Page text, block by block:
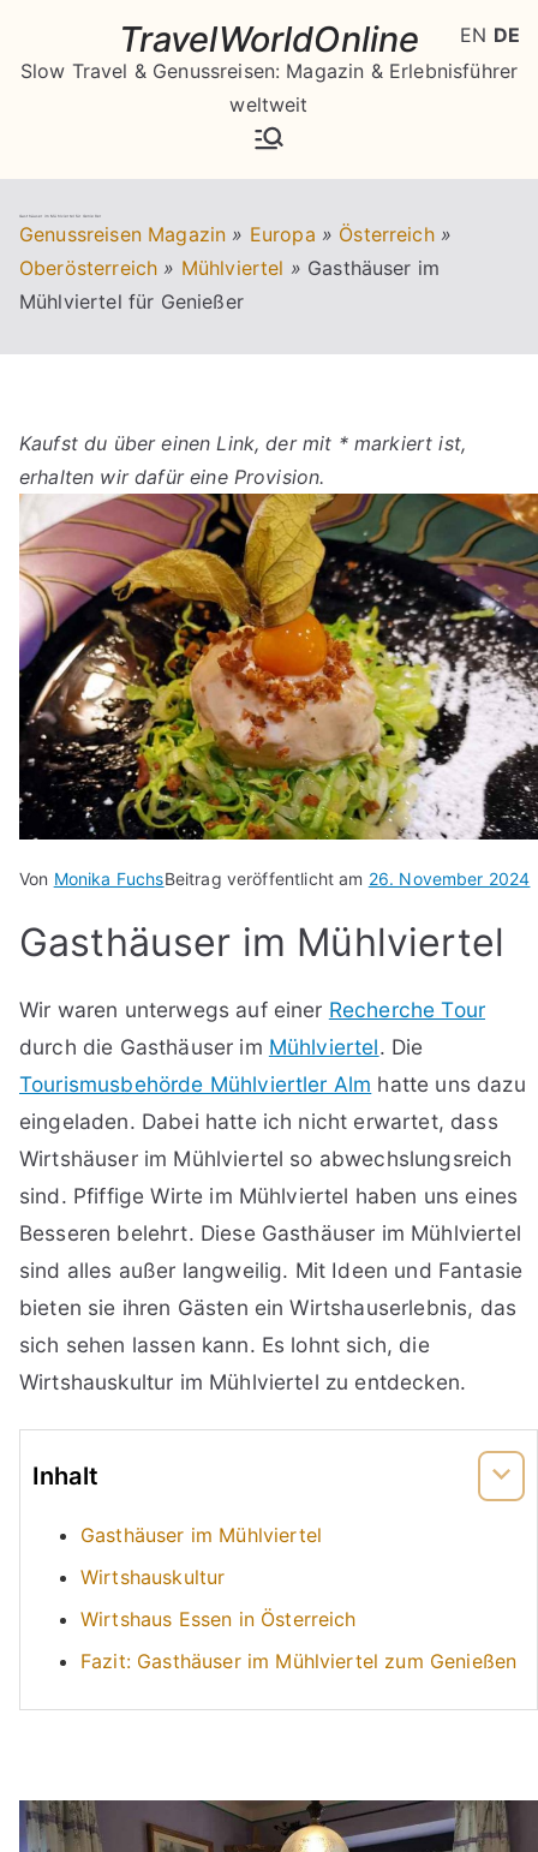
springen
TravelWorldOnline
Slow Travel & Genussreisen: Magazin & Erlebnisführer
weltweit
Gasthäuser im Mühlviertel für Genießer
Genussreisen Magazin » Europa » Österreich »
Oberösterreich » Mühlviertel » Gasthäuser im
Mühlviertel für Genießer
Kaufst du über einen Link, der mit * markiert ist,
erhalten wir dafür eine Provision.
Von Monika FuchsBeitrag veröffentlicht am 26. November 2024
Gasthäuser im Mühlviertel
Wir waren unterwegs auf einer Recherche Tour
durch die Gasthäuser im Mühlviertel. Die
Tourismusbehörde Mühlviertler Alm hatte uns dazu
eingeladen. Dabei hatte ich nicht erwartet, dass
Wirtshäuser im Mühlviertel so abwechslungsreich
sind. Pfiffige Wirte im Mühlviertel haben uns eines
Besseren belehrt. Diese Gasthäuser im Mühlviertel
sind alles außer langweilig. Mit Ideen und Fantasie
bieten sie ihren Gästen ein Wirtshauserlebnis, das
sich sehen lassen kann. Es lohnt sich, die
Wirtshauskultur im Mühlviertel zu entdecken.
Inhalt
Gasthäuser im Mühlviertel
Wirtshauskultur
Wirtshaus Essen in Österreich
Fazit: Gasthäuser im Mühlviertel zum Genießen
EN DE